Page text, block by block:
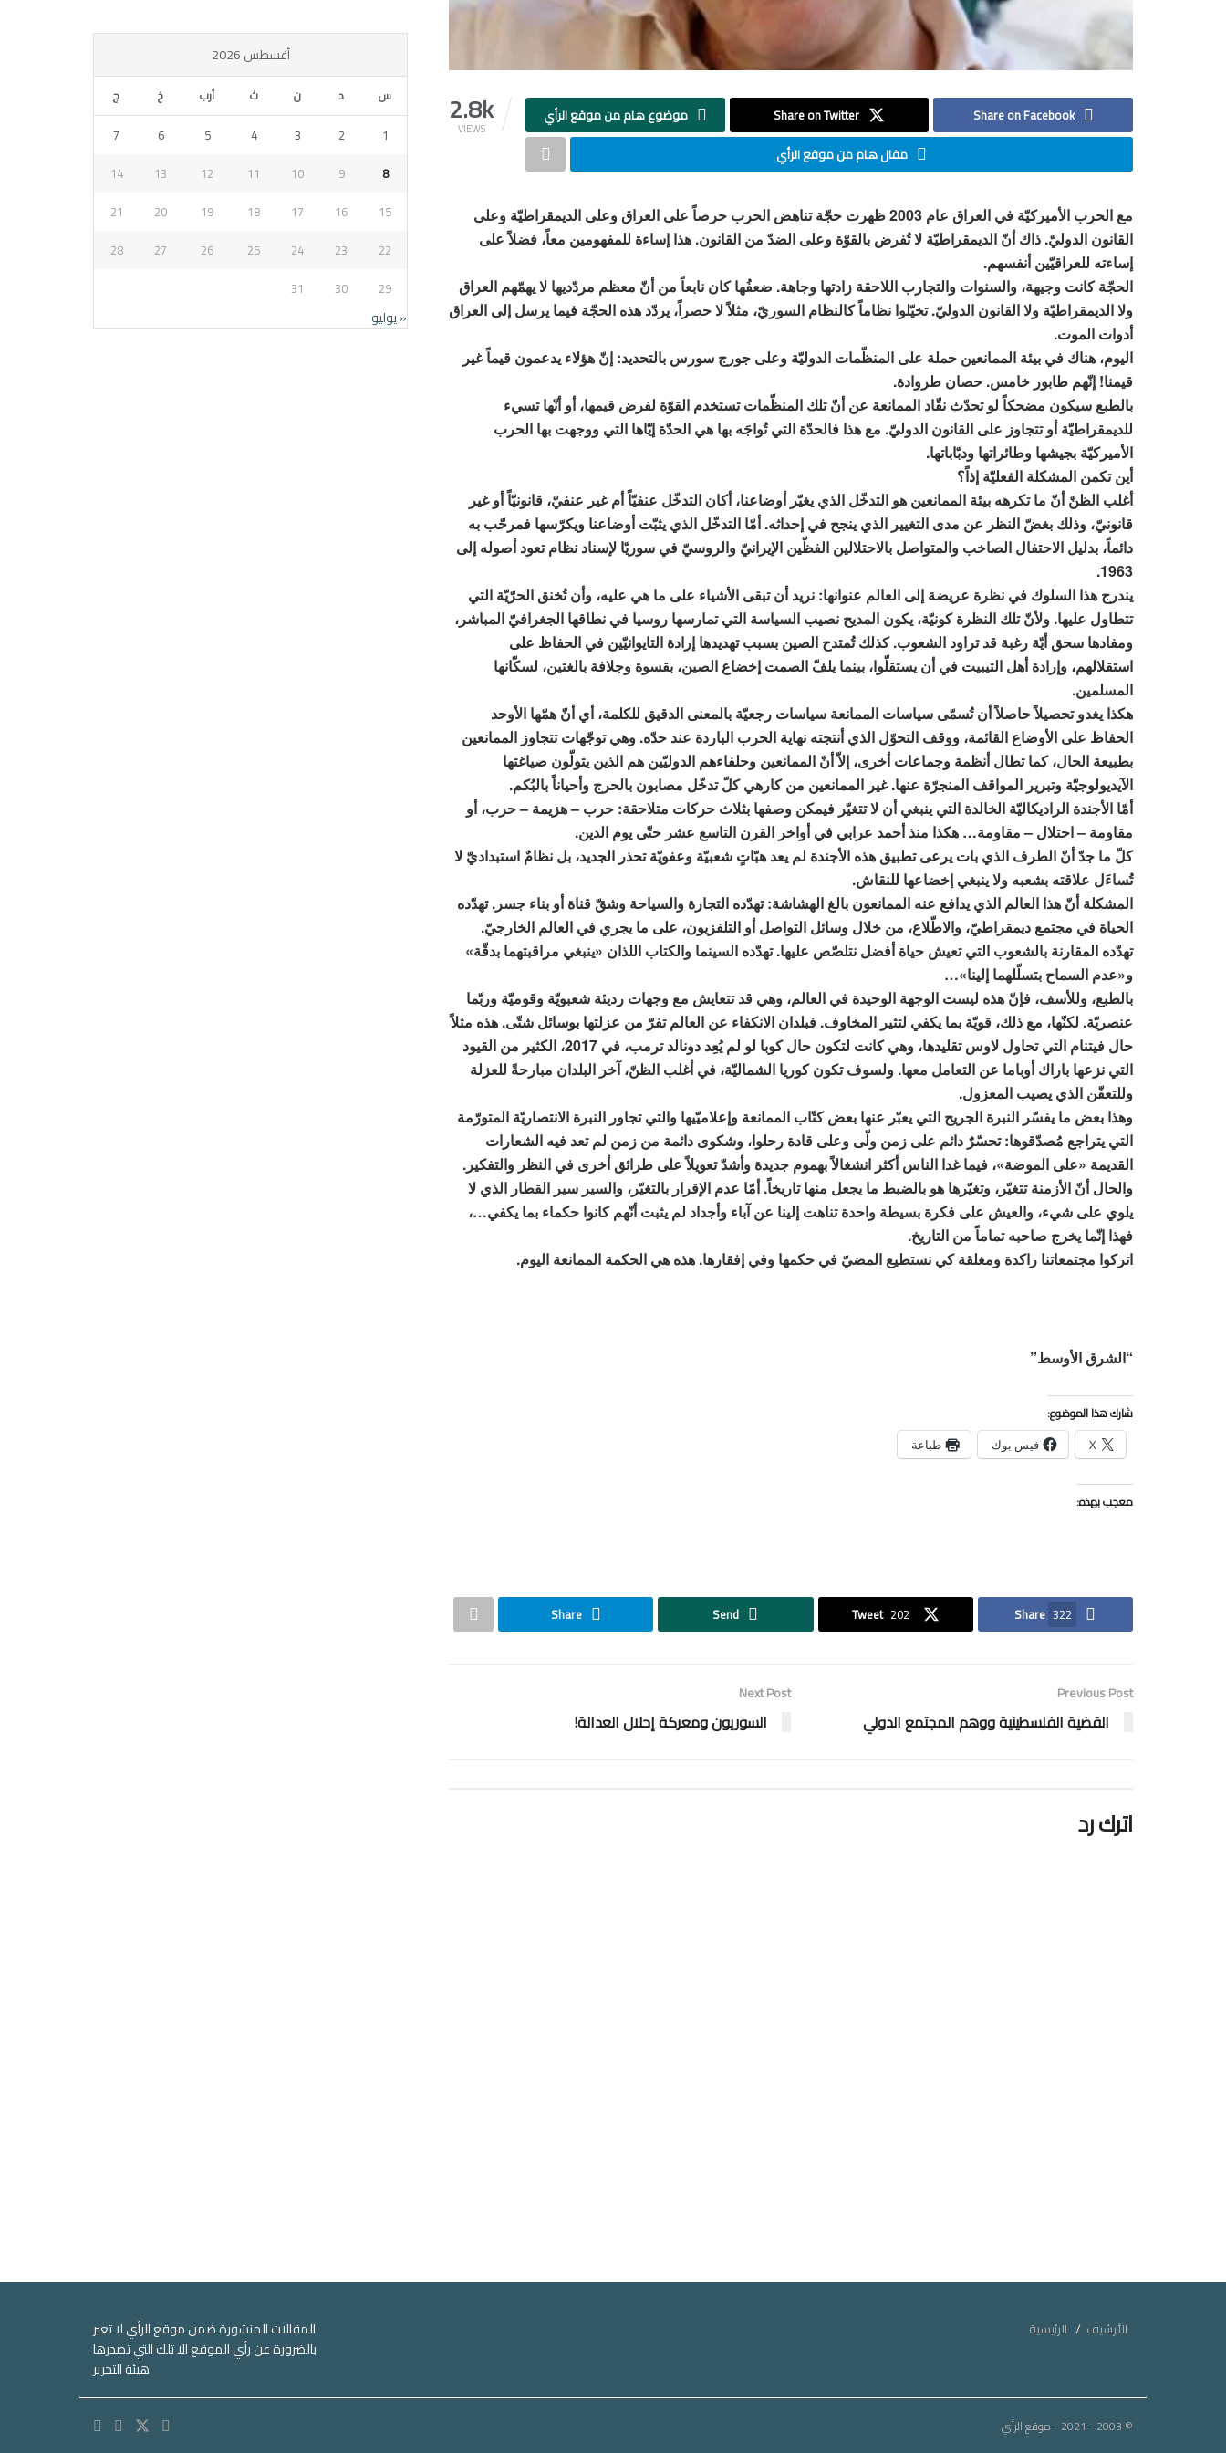
2.8k
VIEWS
Share on Facebook
Share on Twitter
موضوع هام من موقع الرأي
مقال هام من موقع الرأي
مع الحرب الأميركيّة في العراق عام 2003 ظهرت حجّة تناهض الحرب حرصاً على العراق وعلى الديمقراطيّة وعلى
القانون الدوليّ. ذاك أنّ الديمقراطيّة لا تُفرض بالقوّة وعلى الضدّ من القانون. هذا إساءة للمفهومين معاً، فضلاً على
إساءته للعراقيّين أنفسهم.
الحجّة كانت وجيهة، والسنوات والتجارب اللاحقة زادتها وجاهة. ضعفُها كان نابعاً من أنّ معظم مردّديها لا يهمّهم العراق
ولا الديمقراطيّة ولا القانون الدوليّ. تخيّلوا نظاماً كالنظام السوريّ، مثلاً لا حصراً، يردّد هذه الحجّة فيما يرسل إلى العراق
أدوات الموت.
اليوم، هناك في بيئة الممانعين حملة على المنظّمات الدوليّة وعلى جورج سورس بالتحديد: إنّ هؤلاء يدعمون قيماً غير
قيمنا! إنّهم طابور خامس. حصان طروادة.
بالطبع سيكون مضحكاً لو تحدّث نقّاد الممانعة عن أنّ تلك المنظّمات تستخدم القوّة لفرض قيمها، أو أنّها تسيء
للديمقراطيّة أو تتجاوز على القانون الدوليّ. مع هذا فالحدّة التي تُواجَه بها هي الحدّة إيّاها التي ووجهت بها الحرب
الأميركيّة بجيشها وطائراتها ودبّاباتها.
أين تكمن المشكلة الفعليّة إذاً؟
أغلب الظنّ أنّ ما تكرهه بيئة الممانعين هو التدخّل الذي يغيّر أوضاعنا، أكان التدخّل عنفيّاً أم غير عنفيّ، قانونيّاً أو غير
قانونيّ، وذلك بغضّ النظر عن مدى التغيير الذي ينجح في إحداثه. أمّا التدخّل الذي يثبّت أوضاعنا ويكرّسها فمرحّب به
دائماً، بدليل الاحتفال الصاخب والمتواصل بالاحتلالين الفظّين الإيرانيّ والروسيّ في سوريّا لإسناد نظام تعود أصوله إلى
1963.
يندرج هذا السلوك في نظرة عريضة إلى العالم عنوانها: نريد أن تبقى الأشياء على ما هي عليه، وأن تُخنق الحرّيّة التي
تتطاول عليها. ولأنّ تلك النظرة كونيّة، يكون المديح نصيب السياسة التي تمارسها روسيا في نطاقها الجغرافيّ المباشر،
ومفادها سحق أيّة رغبة قد تراود الشعوب. كذلك تُمتدح الصين بسبب تهديدها إرادة التايوانيّين في الحفاظ على
استقلالهم، وإرادة أهل التيبيت في أن يستقلّوا، بينما يلفّ الصمت إخضاع الصين، بقسوة وجلافة بالغتين، لسكّانها
المسلمين.
هكذا يغدو تحصيلاً حاصلاً أن تُسمّى سياسات الممانعة سياسات رجعيّة بالمعنى الدقيق للكلمة، أي أنّ همّها الأوحد
الحفاظ على الأوضاع القائمة، ووقف التحوّل الذي أنتجته نهاية الحرب الباردة عند حدّه. وهي توجّهات تتجاوز الممانعين
بطبيعة الحال، كما تطال أنظمة وجماعات أخرى، إلاّ أنّ الممانعين وحلفاءهم الدوليّين هم الذين يتولّون صياغتها
الآيديولوجيّة وتبرير المواقف المنجرّة عنها. غير الممانعين من كارهي كلّ تدخّل مصابون بالحرج وأحياناً بالبُكم.
أمّا الأجندة الراديكاليّة الخالدة التي ينبغي أن لا تتغيّر فيمكن وصفها بثلاث حركات متلاحقة: حرب – هزيمة – حرب، أو
مقاومة – احتلال – مقاومة… هكذا منذ أحمد عرابي في أواخر القرن التاسع عشر حتّى يوم الدين.
كلّ ما جدّ أنّ الطرف الذي بات يرعى تطبيق هذه الأجندة لم يعد هبّاتٍ شعبيّة وعفويّة تحذر الجديد، بل نظامٌ استبداديّ لا
تُساءَل علاقته بشعبه ولا ينبغي إخضاعها للنقاش.
المشكلة أنّ هذا العالم الذي يدافع عنه الممانعون بالغ الهشاشة: تهدّده التجارة والسياحة وشقّ قناة أو بناء جسر. تهدّده
الحياة في مجتمع ديمقراطيّ، والاطّلاع، من خلال وسائل التواصل أو التلفزيون، على ما يجري في العالم الخارجيّ.
تهدّده المقارنة بالشعوب التي تعيش حياة أفضل نتلصّص عليها. تهدّده السينما والكتاب اللذان «ينبغي مراقبتهما بدقّة»
و«عدم السماح بتسلّلهما إلينا»…
بالطبع، وللأسف، فإنّ هذه ليست الوجهة الوحيدة في العالم، وهي قد تتعايش مع وجهات رديئة شعبويّة وقوميّة وربّما
عنصريّة. لكنّها، مع ذلك، قويّة بما يكفي لتثير المخاوف. فبلدان الانكفاء عن العالم تفرّ من عزلتها بوسائل شتّى. هذه مثلاً
حال فيتنام التي تحاول لاوس تقليدها، وهي كانت لتكون حال كوبا لو لم يُعِد دونالد ترمب، في 2017، الكثير من القيود
التي نزعها باراك أوباما عن التعامل معها. ولسوف تكون كوريا الشماليّة، في أغلب الظنّ، آخر البلدان مبارحةً للعزلة
وللتعفّن الذي يصيب المعزول.
وهذا بعض ما يفسّر النبرة الجريح التي يعبّر عنها بعض كتّاب الممانعة وإعلاميّيها والتي تجاور النبرة الانتصاريّة المتورّمة
التي يتراجع مُصدّقوها: تحسّرٌ دائم على زمن ولّى وعلى قادة رحلوا، وشكوى دائمة من زمن لم تعد فيه الشعارات
القديمة «على الموضة»، فيما غدا الناس أكثر انشغالاً بهموم جديدة وأشدّ تعويلاً على طرائق أخرى في النظر والتفكير.
والحال أنّ الأزمنة تتغيّر، وتغيّرها هو بالضبط ما يجعل منها تاريخاً. أمّا عدم الإقرار بالتغيّر، والسير سير القطار الذي لا
يلوي على شيء، والعيش على فكرة بسيطة واحدة تناهت إلينا عن آباء وأجداد لم يثبت أنّهم كانوا حكماء بما يكفي…،
فهذا إنّما يخرج صاحبه تماماً من التاريخ.
اتركوا مجتمعاتنا راكدة ومغلقة كي نستطيع المضيّ في حكمها وفي إفقارها. هذه هي الحكمة الممانعة اليوم.
“الشرق الأوسط”
شارك هذا الموضوع:
X فيس بوك طباعة
معجب بهذه:
Share 322
Tweet 202
Send
Share
Previous Post
القضية الفلسطينية ووهم المجتمع الدولي
Next Post
السوريون ومعركة إحلال العدالة!
اترك رد
أغسطس 2026
س د ن ث أرب خ ج
1
2
3
4
5
6
7
8
9
10
11
12
13
14
15
16
17
18
19
20
21
22
23
24
25
26
27
28
29
30
31
« يوليو
الأرشيف الرئيسية
المقالات المنشورة ضمن موقع الرأي لا تعبر
بالضرورة عن رأي الموقع الا تلك التي تصدرها
هيئة التحرير
© 2003 - 2021 - موقع الرأي